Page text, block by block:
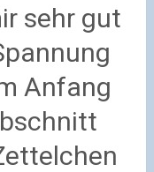
sehr gut
Anfang